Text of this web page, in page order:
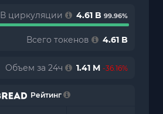
В циркуляции 4.61 B 99.96%
Всего токенов 4.61 B
Объем за 24ч 1.41 M -36.16%
Рейтинг